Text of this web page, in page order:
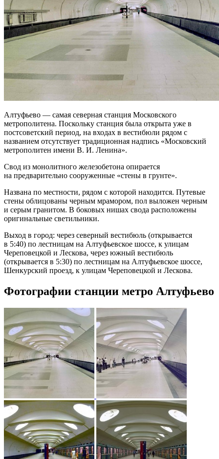
Алтуфьево — самая северная станция Московского
метрополитена. Поскольку станция была открыта уже в
постсоветский период, на входах в вестибюли рядом с
названием отсутствует традиционная надпись «Московский
метрополитен имени В. И. Ленина».
Свод из монолитного железобетона опирается
на предварительно сооруженные «стены в грунте».
Названа по местности, рядом с которой находится. Путевые
стены облицованы черным мрамором, пол выложен черным
и серым гранитом. В боковых нишах свода расположены
оригинальные светильники.
Выход в город: через северный вестибюль (открывается
в 5:40) по лестницам на Алтуфьевское шоссе, к улицам
Череповецкой и Лескова, через южный вестибюль
(открывается в 5:30) по лестницам на Алтуфьевское шоссе,
Шенкурский проезд, к улицам Череповецкой и Лескова.
Фотографии станции метро Алтуфьево